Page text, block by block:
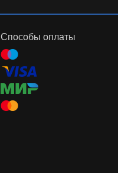
Способы оплаты